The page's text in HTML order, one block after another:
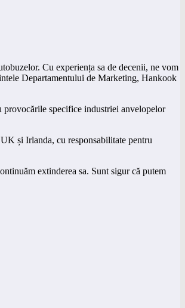
Cu experiența sa de decenii, ne vom
Departamentului de Marketing, Hankook
specifice industriei anvelopelor
și Irlanda, cu responsabilitate pentru
extinderea sa. Sunt sigur că putem